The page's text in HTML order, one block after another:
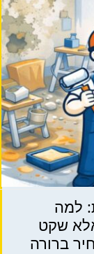
למה
שקט
ברורה